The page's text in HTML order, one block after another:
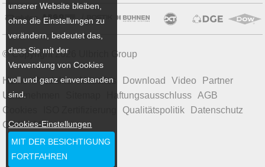
© Copyright 2026 Ulbrich Group
Home Produkte Aktuelles Download Video
Partner
Unternehmen
Haftungsausschluss
AGB
Cookies
Qualitätspolitik
Datenschutz
Code of Conduct
unserer Website bleiben,
ohne die Einstellungen zu
verändern, bedeutet das,
dass Sie mit der
Verwendung von Cookies
voll und ganz einverstanden
sind.
Cookies-Einstellungen
MIT DER BESICHTIGUNG
FORTFAHREN